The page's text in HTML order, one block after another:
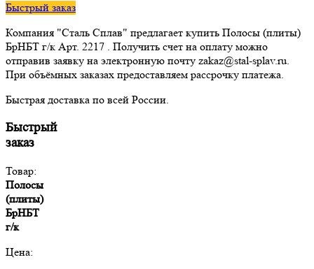
Быстрый заказ
Компания "Сталь Сплав" предлагает купить Полосы (плиты)
БрНБТ г/к Арт. 2217 . Получить счет на оплату можно
отправив заявку на электронную почту zakaz@stal-splav.ru.
При объёмных заказах предоставляем рассрочку платежа.
Быстрая доставка по всей России.
Быстрый
заказ
Товар:
Полосы
(плиты)
БрНБТ
г/к
Цена: